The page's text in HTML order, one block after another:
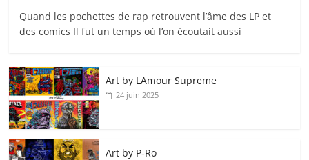
Quand les pochettes de rap retrouvent l’âme des LP et
des comics Il fut un temps où l’on écoutait aussi
Art by LAmour Supreme
24 juin 2025
Art by P‑Ro